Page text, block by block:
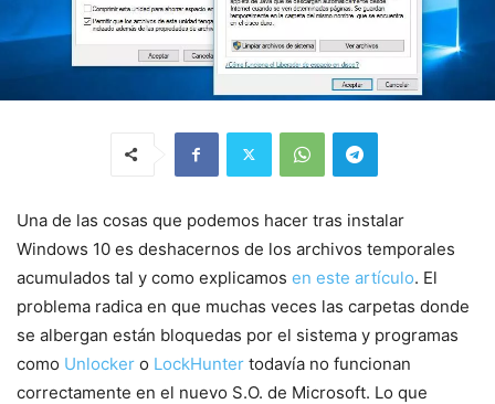
Una de las cosas que podemos hacer tras instalar
Windows 10 es deshacernos de los archivos temporales
acumulados tal y como explicamos en este artículo. El
problema radica en que muchas veces las carpetas donde
se albergan están bloquedas por el sistema y programas
como Unlocker o LockHunter todavía no funcionan
correctamente en el nuevo S.O. de Microsoft. Lo que